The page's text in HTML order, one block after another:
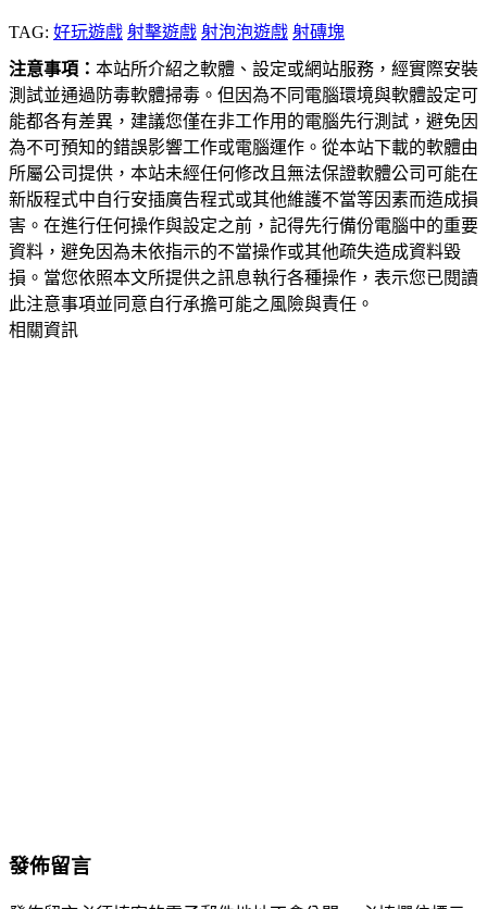
TAG: 好玩遊戲 射擊遊戲 射泡泡遊戲 射磚塊
注意事項： 本站所介紹之軟體、設定或網站服務，經實際安裝
測試並通過防毒軟體掃毒。但因為不同電腦環境與軟體設定可
能都各有差異，建議您僅在非工作用的電腦先行測試，避免因
為不可預知的錯誤影響工作或電腦運作。從本站下載的軟體由
所屬公司提供，本站未經任何修改且無法保證軟體公司可能在
新版程式中自行安插廣告程式或其他維護不當等因素而造成損
害。在進行任何操作與設定之前，記得先行備份電腦中的重要
資料，避免因為未依指示的不當操作或其他疏失造成資料毀
損。當您依照本文所提供之訊息執行各種操作，表示您已閱讀
此注意事項並同意自行承擔可能之風險與責任。
相關資訊
發佈留言